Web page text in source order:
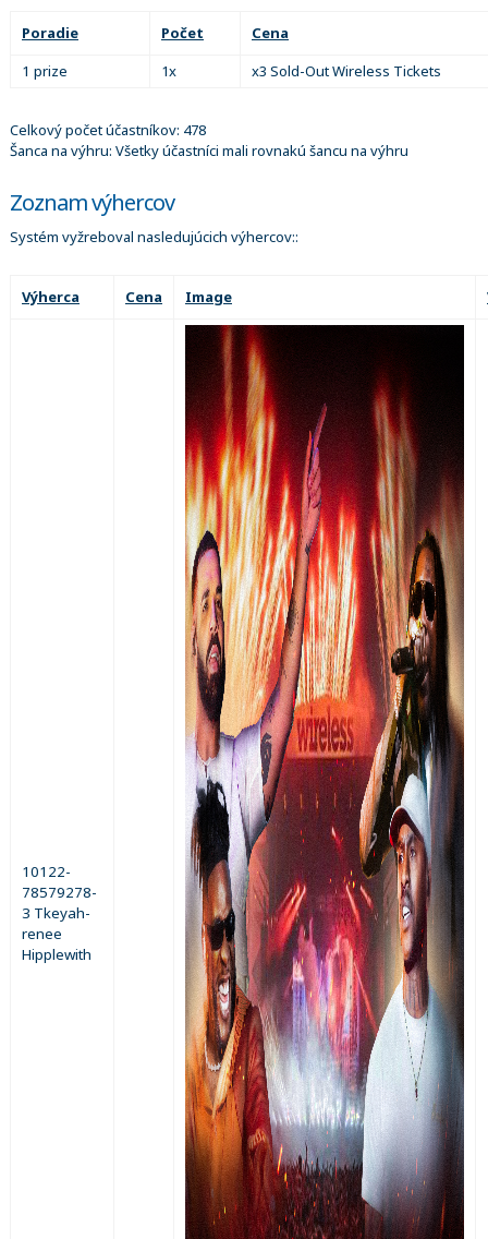
Poradie Počet
Cena
1 prize
1x x3 Sold-Out Wireless Tickets
Celkový počet účastníkov: 478
Šanca na výhru: Všetky účastníci mali rovnakú šancu na výhru
Zoznam výhercov
Systém vyžreboval nasledujúcich výhercov::
Výherca Cena Image
10122-
78579278-
3 Tkeyah-
renee
Hipplewith